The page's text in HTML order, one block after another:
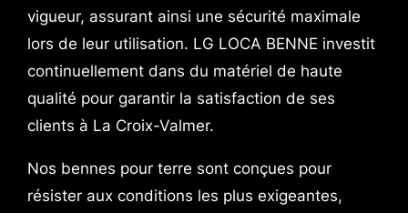
vigueur, assurant ainsi une sécurité maximale
lors de leur utilisation. LG LOCA BENNE investit
continuellement dans du matériel de haute
qualité pour garantir la satisfaction de ses
clients à La Croix-Valmer.
Nos bennes pour terre sont conçues pour
résister aux conditions les plus exigeantes,